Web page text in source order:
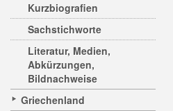
Kurzbiografien
Sachstichworte
Literatur, Medien,
Abkürzungen,
Bildnachweise
Griechenland